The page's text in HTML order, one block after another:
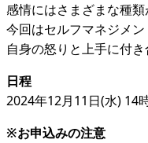
感情にはさまざまな種類
今回はセルフマネジメ
自身の怒りと上手に付
日程
2024年12月11日(水) 14
※お申込みの注意